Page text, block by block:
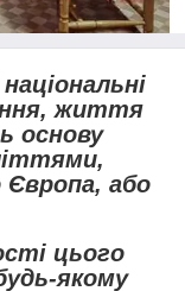
життя
основу
Європа, або
цього
якому